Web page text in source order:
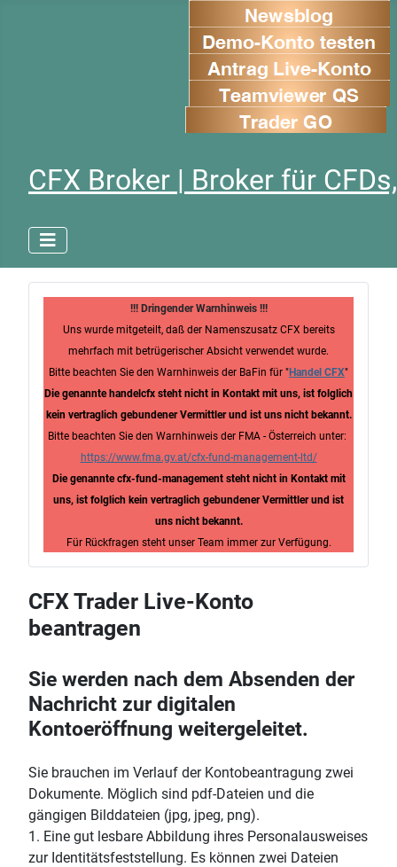
CFX Broker | Broker für
!!! Dringender Warnhinweis !!!
Uns wurde mitgeteilt, daß der Namenszusatz CFX bereits
mehrfach mit betrügerischer Absicht verwendet wurde.
Bitte beachten Sie den Warnhinweis der BaFin für "Handel CFX"
Die genannte handelcfx steht nicht in Kontakt mit uns, ist folglich
kein vertraglich gebundener Vermittler und ist uns nicht bekannt.
Bitte beachten Sie den Warnhinweis der FMA - Österreich unter:
https://www.fma.gv.at/cfx-fund-management-ltd/
Die genannte cfx-fund-management steht nicht in Kontakt mit
uns, ist folglich kein vertraglich gebundener Vermittler und ist
uns nicht bekannt.
Für Rückfragen steht unser Team immer zur Verfügung.
CFX Trader Live-Konto
beantragen
Sie werden nach dem Absenden der
Nachricht zur digitalen
Kontoeröffnung weitergeleitet.
Sie brauchen im Verlauf der Kontobeantragung zwei
Dokumente. Möglich sind pdf-Dateien und die
gängigen Bilddateien (jpg, jpeg, png).
1. Eine gut lesbare Abbildung ihres Personalausweises
zur Identitätsfeststellung. Es können zwei Dateien